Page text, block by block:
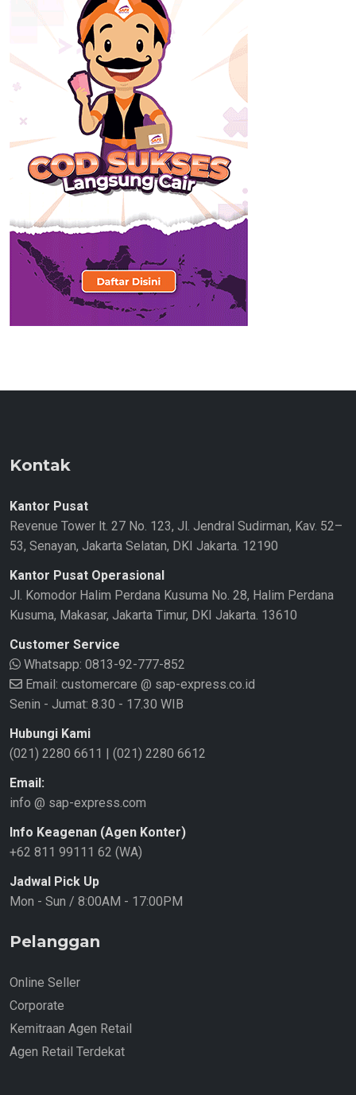
Kontak
Kantor Pusat
Revenue Tower lt. 27 No. 123, Jl. Jendral Sudirman, Kav. 52–
53, Senayan, Jakarta Selatan, DKI Jakarta. 12190
Kantor Pusat Operasional
Jl. Komodor Halim Perdana Kusuma No. 28, Halim Perdana
Kusuma, Makasar, Jakarta Timur, DKI Jakarta. 13610
Customer Service
Whatsapp: 0813-92-777-852
Email: customercare @ sap-express.co.id
Senin - Jumat: 8.30 - 17.30 WIB
Hubungi Kami
(021) 2280 6611
(021) 2280 6612
Email:
info @ sap-express.com
Info Keagenan (Agen Konter)
+62 811 99111 62 (WA)
Jadwal Pick Up
Mon - Sun / 8:00AM - 17:00PM
Pelanggan
Online Seller
Corporate
Kemitraan Agen Retail
Agen Retail Terdekat